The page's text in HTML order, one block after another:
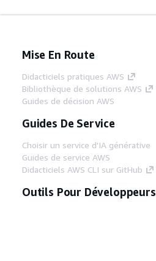
Mise En Route
Didacticiels pratiques AWS
Bibliothèque de solutions AWS
Guides de décision AWS
Guides De Service
Choisir un service d'IA générative
Guides de service AWS
Didacticiels AWS CLI sur GitHub
Outils Pour Développeurs